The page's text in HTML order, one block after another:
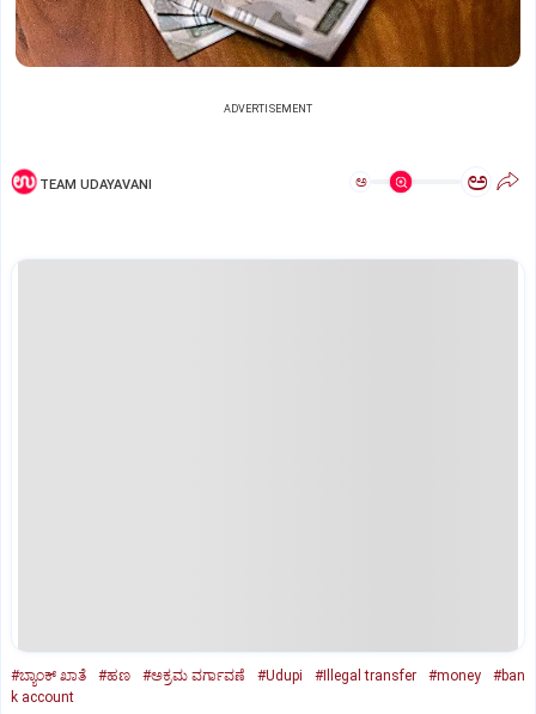
ADVERTISEMENT
TEAM UDAYAVANI ಅ ಅ
#ಬ್ಯಾಂಕ್ ಖಾತೆ #ಹಣ #ಅಕ್ರಮ ವರ್ಗಾವಣೆ #Udupi #Illegal transfer #money
#ban
k account